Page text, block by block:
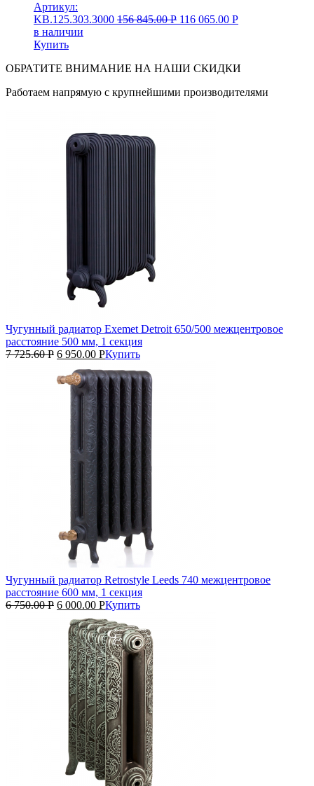
Артикул:
KB.125.303.3000 156 845.00Р 116 065.00 Р
в наличии
Купить
ОБРАТИТЕ ВНИМАНИЕ НА НАШИ СКИДКИ
Работаем напрямую с крупнейшими производителями
Чугунный радиатор Exemet Detroit 650/500 межцентровое
расстояние 500 мм, 1 секция
7 725.60Р 6 950.00 РКупить
Чугунный радиатор Retrostyle Leeds 740 межцентровое
расстояние 600 мм, 1 секция
6 750.00Р 6 000.00 РКупить